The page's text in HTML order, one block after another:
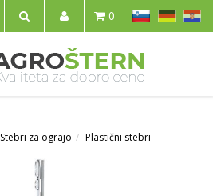
IŠČI
SL HR
0
Stebri za ograjo Plastični stebri